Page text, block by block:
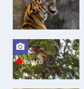
ВИДЕО